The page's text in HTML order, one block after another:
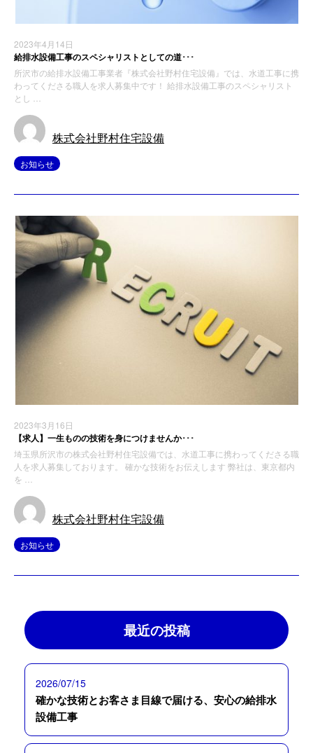
2023年4月14日
給排水設備工事のスペシャリストとしての道･･･
所沢市の給排水設備工事業者『株式会社野村住宅設備』では、水道工事に携
わってくださる職人を求人募集中です！ 給排水設備工事のスペシャリスト
とし …
株式会社野村住宅設備
お知らせ
2023年3月16日
【求人】一生ものの技術を身につけませんか･･･
埼玉県所沢市の株式会社野村住宅設備では、水道工事に携わってくださる職
人を求人募集しております。 確かな技術をお伝えします 弊社は、東京都内
を …
株式会社野村住宅設備
お知らせ
最近の投稿
2026/07/15
確かな技術とお客さま目線で届ける、安心の給排水
設備工事